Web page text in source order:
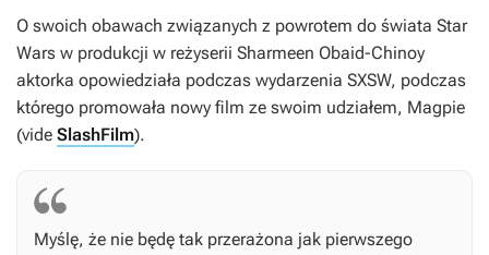
O swoich obawach związanych z powrotem do świata Star
Wars w produkcji w reżyserii Sharmeen Obaid-Chinoy
aktorka opowiedziała podczas wydarzenia SXSW, podczas
którego promowała nowy film ze swoim udziałem, Magpie
(vide SlashFilm).
Myślę, że nie będę tak przerażona jak pierwszego